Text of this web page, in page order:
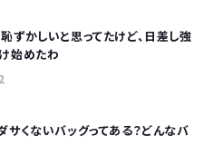
ずかしいと思ってたけど、日差し強
始めたわ
2
サくないバッグってある？どんなバ